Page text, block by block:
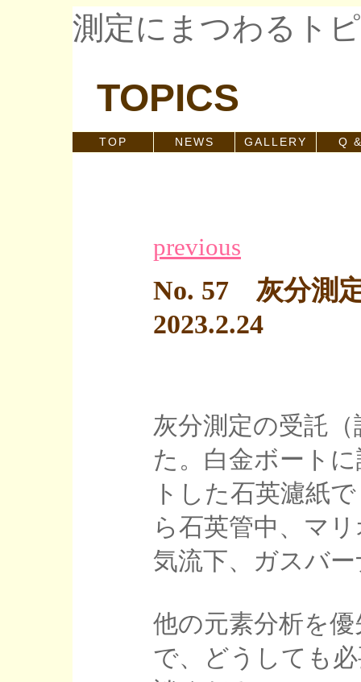
測定にまつわるト
TOPICS
previous
No. 57 灰分測
2023.2.24
灰分測定の受託
た。白金ボート
トした石英濾紙
ら石英管中、マ
気流下、ガスバ
他の元素分析を
で、どうしても
TOP NEWS GALLERY Q